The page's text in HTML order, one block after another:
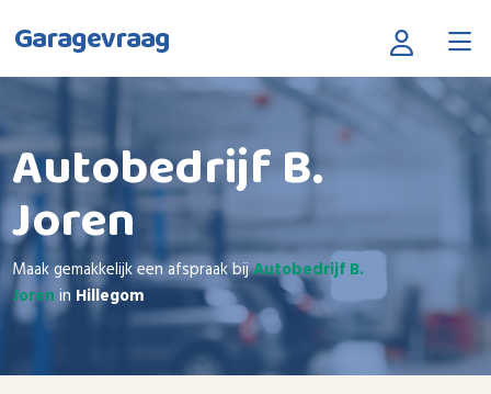
Garagevraag
Autobedrijf B.
Joren
Maak gemakkelijk een afspraak bijAutobedrijf B.
Jorenin Hillegom